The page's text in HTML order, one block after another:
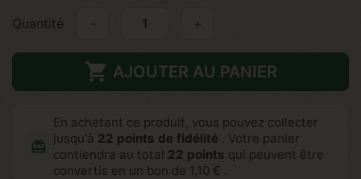
Quantité +
 AJOUTER AU PANIER
redeem
En achetant ce produit, vous pouvez collecter
jusqu'à 22 points de fidélité . Votre panier
contiendra au total 22 points qui peuvent être
convertis en un bon de 1,10 € .